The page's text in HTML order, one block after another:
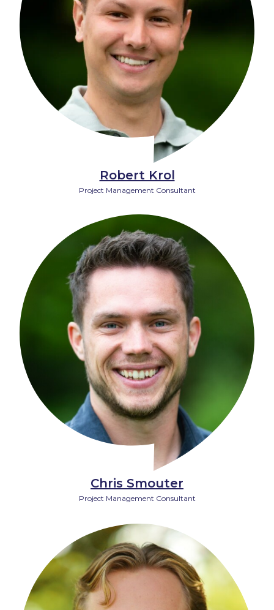
Robert Krol
Project Management Consultant
Chris Smouter
Project Management Consultant